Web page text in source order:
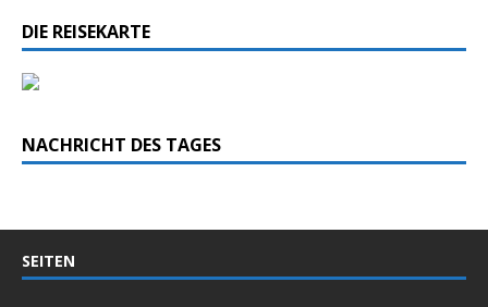
DIE REISEKARTE
NACHRICHT DES TAGES
SEITEN